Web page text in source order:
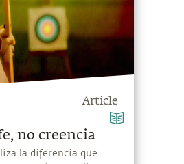
Article
no creencia
la diferencia que